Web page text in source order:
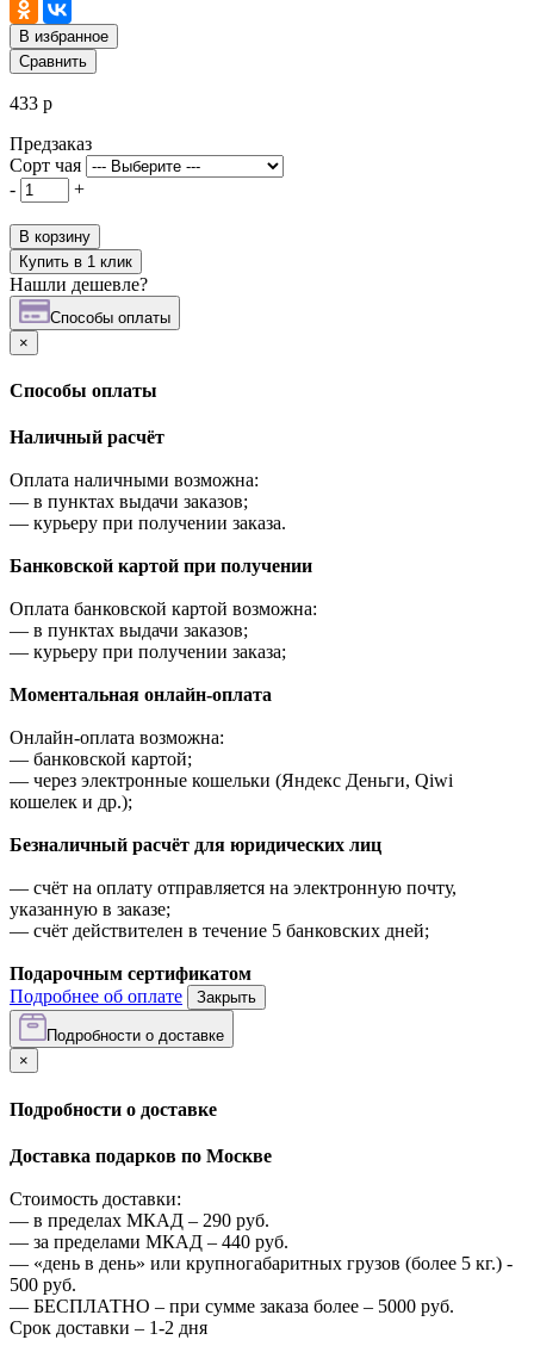
В избранное
Сравнить
433 р
Предзаказ
Сорт чая
-
+
В корзину
Купить в 1 клик
Нашли дешевле?
Cпособы оплаты
×
Cпособы оплаты
Наличный расчёт
Оплата наличными возможна:
— в пунктах выдачи заказов;
— курьеру при получении заказа.
Банковской картой при получении
Оплата банковской картой возможна:
— в пунктах выдачи заказов;
— курьеру при получении заказа;
Моментальная онлайн-оплата
Онлайн-оплата возможна:
— банковской картой;
— через электронные кошельки (Яндекс Деньги, Qiwi
кошелек и др.);
Безналичный расчёт для юридических лиц
— счёт на оплату отправляется на электронную почту,
указанную в заказе;
— счёт действителен в течение 5 банковских дней;
Подарочным сертификатом
Подробнее об оплате
Закрыть
Подробности о доставке
×
Подробности о доставке
Доставка подарков по Москве
Стоимость доставки:
— в пределах МКАД – 290 руб.
— за пределами МКАД – 440 руб.
— «день в день» или крупногабаритных грузов (более 5 кг.) -
500 руб.
— БЕСПЛАТНО – при сумме заказа более – 5000 руб.
Срок доставки – 1-2 дня